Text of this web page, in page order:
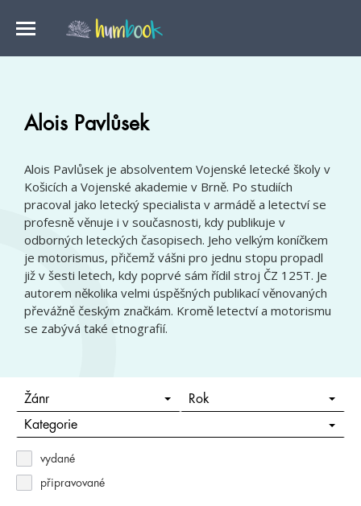
Alois Pavlůsek
Alois Pavlůsek je absolventem Vojenské letecké školy v
Košicích a Vojenské akademie v Brně. Po studiích
pracoval jako letecký specialista v armádě a letectví se
profesně věnuje i v současnosti, kdy publikuje v
odborných leteckých časopisech. Jeho velkým koníčkem
je motorismus, přičemž vášni pro jednu stopu propadl
již v šesti letech, kdy poprvé sám řídil stroj ČZ 125T. Je
autorem několika velmi úspěšných publikací věnovaných
převážně českým značkám. Kromě letectví a motorismu
se zabývá také etnografií.
Žánr Rok
Kategorie
vydané
připravované